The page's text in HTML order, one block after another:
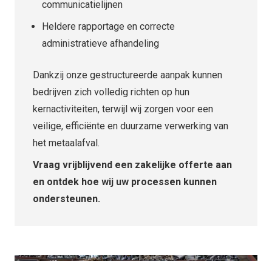
communicatielijnen
Heldere rapportage en correcte
administratieve afhandeling
Dankzij onze gestructureerde aanpak kunnen
bedrijven zich volledig richten op hun
kernactiviteiten, terwijl wij zorgen voor een
veilige, efficiënte en duurzame verwerking van
het metaalafval.
Vraag vrijblijvend een zakelijke offerte aan
en ontdek hoe wij uw processen kunnen
ondersteunen.